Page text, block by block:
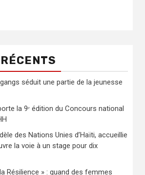
séduit une partie de la jeunesse
la 9ᵉ édition du Concours national
des Nations Unies d’Haïti, accueillie
la voie à un stage pour dix
Résilience » : quand des femmes